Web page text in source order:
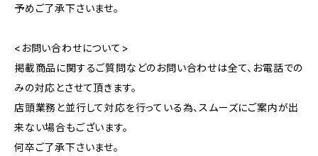
予めご了承下さいませ。
<お問い合わせについて>
掲載商品に関するご質問などのお問い合わせは全て、お電話での
みの対応とさせて頂きます。
店頭業務と並行して対応を行っている為、スムーズにご案内が出
来ない場合もございます。
何卒ご了承下さいませ。